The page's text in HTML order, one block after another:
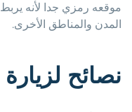
موقعه رمزي جدا لأنه يربط
المدن والمناطق الأخرى.
نصائح لزيارة